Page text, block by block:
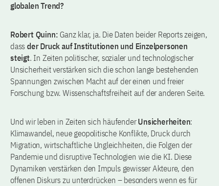
globalen Trend?
Robert Quinn: Ganz klar, ja. Die Daten beider Reports zeigen,
dassder Druck auf Institutionen und Einzelpersonen
steigt. In Zeiten politischer, sozialer und technologischer
Unsicherheit verstärken sich die schon lange bestehenden
Spannungen zwischen Macht auf der einen und freier
Forschung bzw. Wissenschaftsfreiheit auf der anderen Seite.
Und wir leben in Zeiten sich häufenderUnsicherheiten:
Klimawandel, neue geopolitische Konflikte, Druck durch
Migration, wirtschaftliche Ungleichheiten, die Folgen der
Pandemie und disruptive Technologien wie die KI. Diese
Dynamiken verstärken den Impuls gewisser Akteure, den
offenen Diskurs zu unterdrücken – besonders wenn es für